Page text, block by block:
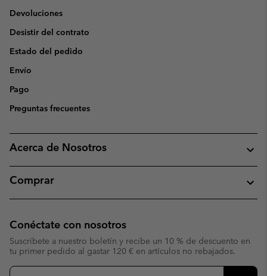
Devoluciones
Desistir del contrato
Estado del pedido
Envío
Pago
Preguntas frecuentes
Acerca de Nosotros
Comprar
Conéctate con nosotros
Suscríbete a nuestro boletín y recibe un 10 % de descuento en
tu primer pedido al gastar 120 € en artículos no rebajados.
Suscripción